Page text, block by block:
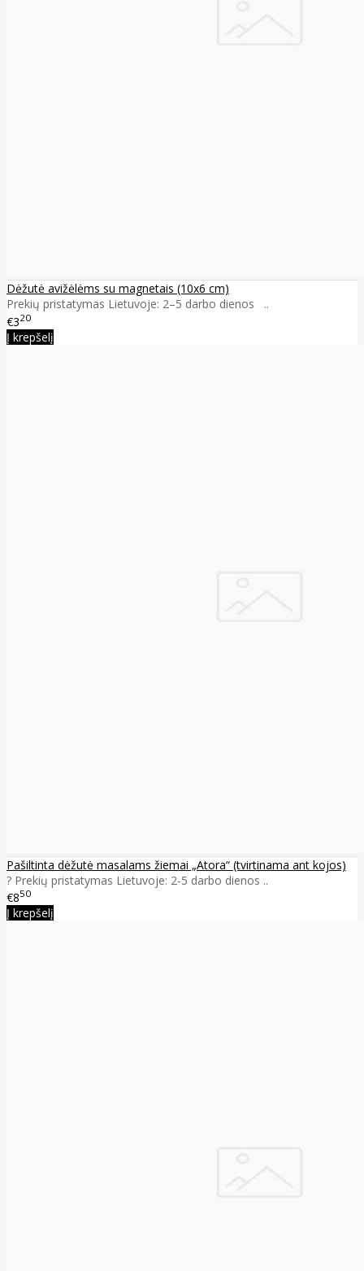
Dėžutė avižėlėms su magnetais (10x6 cm)
Prekių pristatymas Lietuvoje: 2–5 darbo dienos ..
€320
Į krepšelį
Pašiltinta dėžutė masalams žiemai „Atora“ (tvirtinama ant kojos)
? Prekių pristatymas Lietuvoje: 2-5 darbo dienos ..
€850
Į krepšelį